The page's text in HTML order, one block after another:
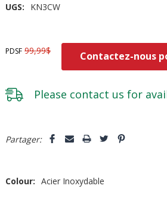
UGS: KN3CW
PDSF 99,99$ Contactez-nous
Please contact us for
vous!
Partager:
Colour: Acier Inoxydable